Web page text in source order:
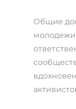
Общие
молодежи